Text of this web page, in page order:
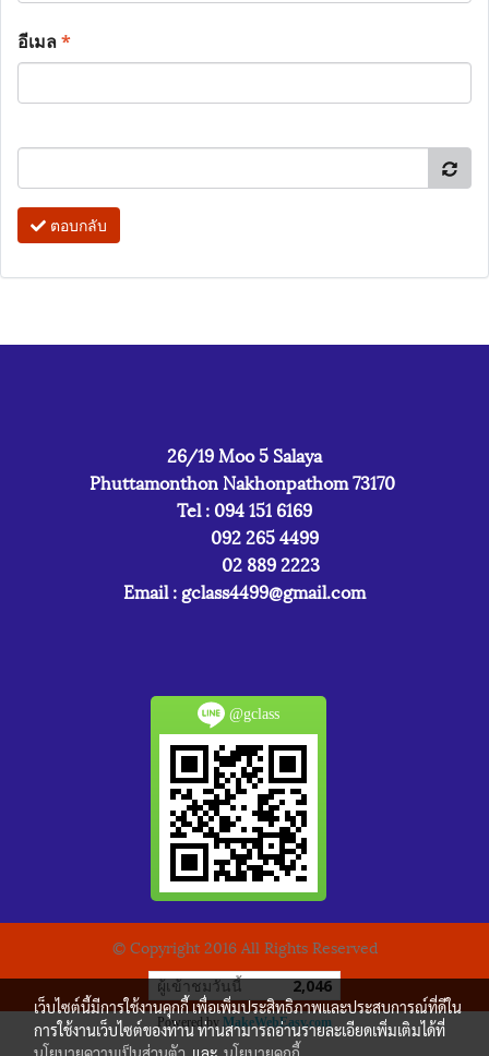
อีเมล*
ตอบกลับ
26/19 Moo 5 Salaya
Phuttamonthon Nakhonpathom 73170
Tel : 094 151 6169
092 265 4499
02 889 2223
Email : gclass4499@gmail.com
@gclass
© Copyright 2016 All Rights Reserved
ผู้เข้าชมวันนี้ 2,046
Powered by MakeWebEasy.com
เว็บไซต์นี้มีการใช้งานคุกกี้ เพื่อเพิ่มประสิทธิภาพและประสบการณ์ที่ดีใน
การใช้งานเว็บไซต์ของท่าน ท่านสามารถอ่านรายละเอียดเพิ่มเติมได้ที่